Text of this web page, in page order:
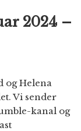
2024 –
og Helena
Vi sender
kanal og